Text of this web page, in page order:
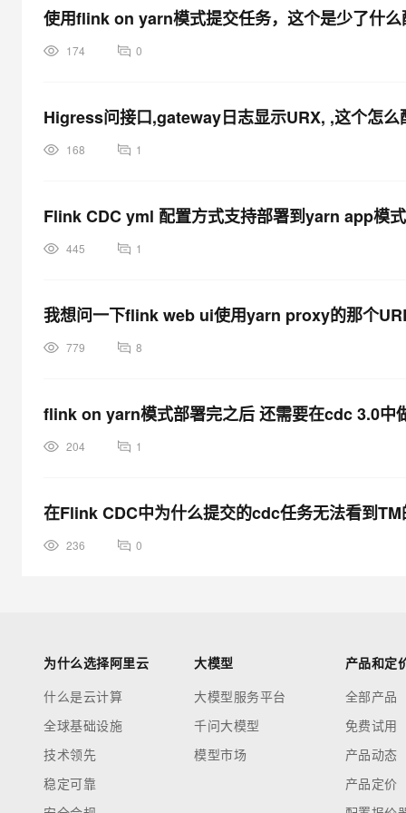
使用flink on yarn模式提交任务，这个是少了什么
174 0
Higress问接口,gateway日志显示URX, ,这个怎么
168 1
Flink CDC yml 配置方式支持部署到yarn app模
445 1
我想问一下flink web ui使用yarn proxy的那个
779 8
flink on yarn模式部署完之后 还需要在cdc 3.0中
204 1
在Flink CDC中为什么提交的cdc任务无法看到
236 0
为什么选择阿里云
什么是云计算
全球基础设施
技术领先
稳定可靠
大模型
大模型服务平台
千问大模型
模型市场
产品和定
全部产品
免费试用
产品动态
产品定价